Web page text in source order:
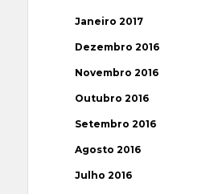
Janeiro 2017
Dezembro 2016
Novembro 2016
Outubro 2016
Setembro 2016
Agosto 2016
Julho 2016